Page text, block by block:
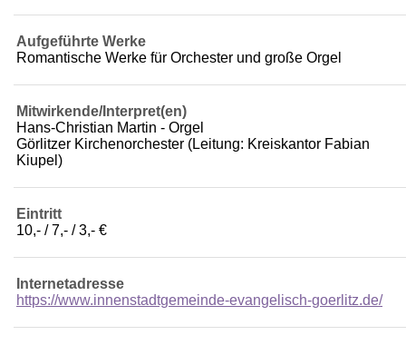
Aufgeführte Werke
Romantische Werke für Orchester und große Orgel
Mitwirkende/Interpret(en)
Hans-Christian Martin - Orgel
Görlitzer Kirchenorchester (Leitung: Kreiskantor Fabian
Kiupel)
Eintritt
10,- / 7,- / 3,- €
Internetadresse
https://www.innenstadtgemeinde-evangelisch-goerlitz.de/